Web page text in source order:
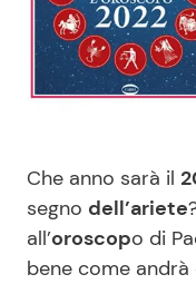
News Spettacolo
Benessere
Moda e Style
Mondo Mamma
Che anno sarà il
segno dell’ariete
all’oroscopo di
bene come